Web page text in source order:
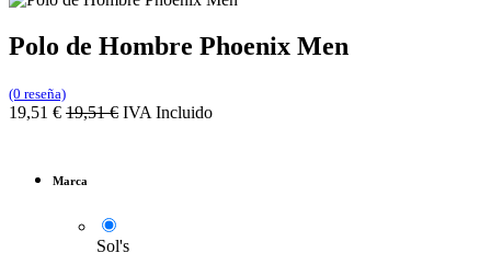
Polo de Hombre Phoenix Men
(0 reseña)
19,51 € 19,51€ IVA Incluido
Marca
Sol's